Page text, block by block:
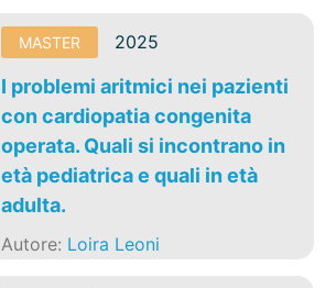
MASTER 2025
I problemi aritmici nei pazienti
con cardiopatia congenita
operata. Quali si incontrano in
età pediatrica e quali in età
adulta.
Autore: Loira Leoni